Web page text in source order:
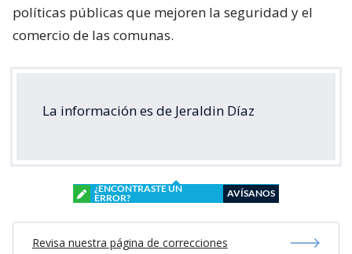
políticas públicas que mejoren la seguridad y el
comercio de las comunas.
La información es de Jeraldin Díaz
¿ENCONTRASTE UN
ERROR?
AVÍSANOS
Revisa nuestra página de correcciones